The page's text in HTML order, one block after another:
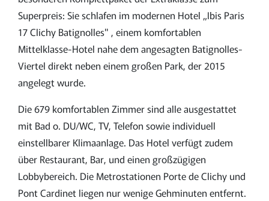
Superpreis: Sie schlafen im modernen Hotel „Ibis Paris
17 Clichy Batignolles" , einem komfortablen
Mittelklasse-Hotel nahe dem angesagten Batignolles-
Viertel direkt neben einem großen Park, der 2015
angelegt wurde.
Die 679 komfortablen Zimmer sind alle ausgestattet
mit Bad o. DU/WC, TV, Telefon sowie individuell
einstellbarer Klimaanlage. Das Hotel verfügt zudem
über Restaurant, Bar, und einen großzügigen
Lobbybereich. Die Metrostationen Porte de Clichy und
Pont Cardinet liegen nur wenige Gehminuten entfernt.